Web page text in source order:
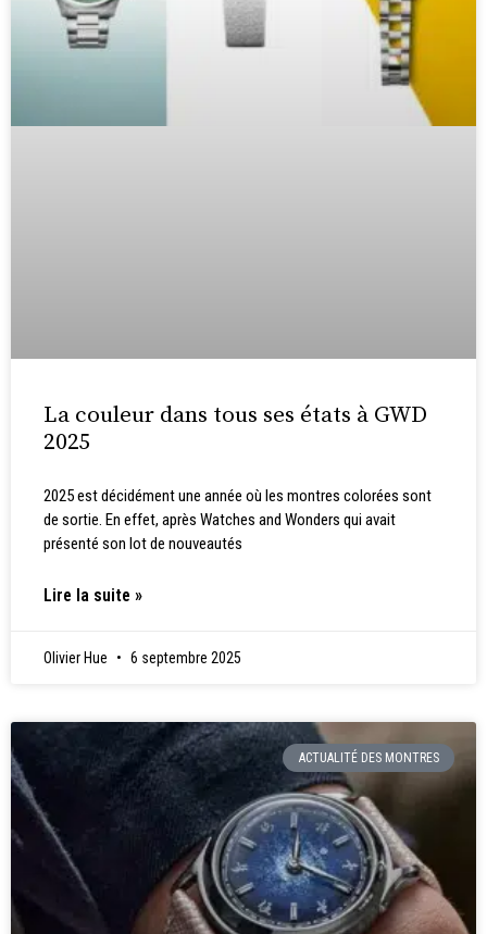
La couleur dans tous ses états à GWD
2025
2025 est décidément une année où les montres colorées sont
de sortie. En effet, après Watches and Wonders qui avait
présenté son lot de nouveautés
Lire la suite »
Olivier Hue 6 septembre 2025
ACTUALITÉ DES MONTRES